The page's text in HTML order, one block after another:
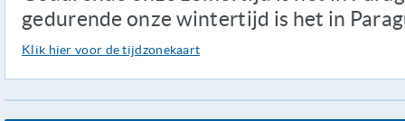
gedurende onze wintertijd is het in
Klik hier voor de tijdzonekaart